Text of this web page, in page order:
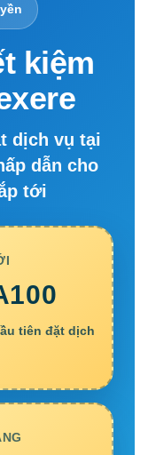
kiệm
dịch vụ tại
dẫn cho
tới
tiên đặt dịch